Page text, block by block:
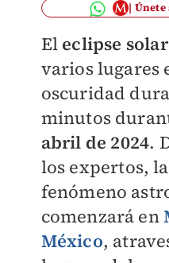
Únete
El eclipse
varios lugares
oscuridad
minutos
abril de 2024.
los expertos,
fenómeno
comenzará en
México,